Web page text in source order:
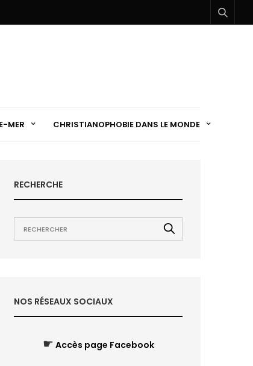
MER CHRISTIANOPHOBIE DANS LE MONDE
RECHERCHE
NOS RÉSEAUX SOCIAUX
☛ Accès page Facebook